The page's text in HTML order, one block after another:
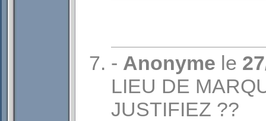
- Anonyme le
LIEU DE
JUSTIFIEZ ??